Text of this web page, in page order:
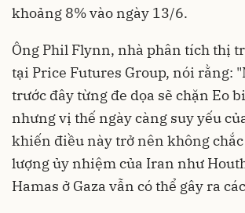
khoảng 8% vào ngày 13/6.
Ông Phil Flynn, nhà phân tích thị
tại Price Futures Group, nói rằng:
trước đây từng đe dọa sẽ chặn Eo
nhưng vị thế ngày càng suy yếu
khiến điều này trở nên không chắc
lượng ủy nhiệm của Iran như
Hamas ở Gaza vẫn có thể gây ra